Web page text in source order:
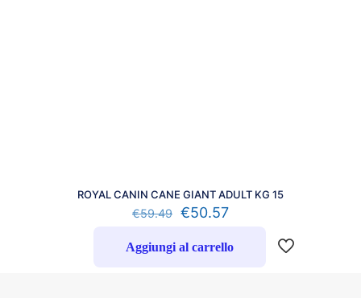
ROYAL CANIN CANE GIANT ADULT KG 15
€59.49 €50.57
Aggiungi al carrello